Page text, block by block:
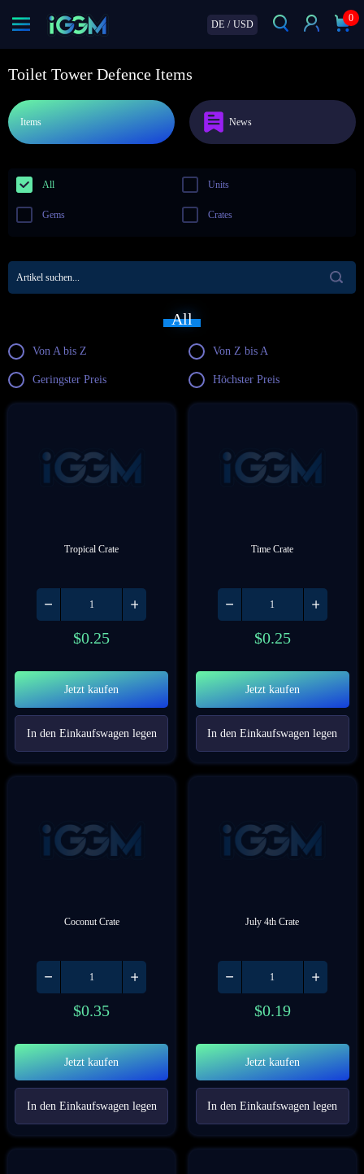
DE / USD
0
Toilet Tower Defence Items
Items News
All Units
Gems Crates
All
Von A bis Z Von Z bis A
Geringster Preis Höchster Preis
Tropical Crate
$0.25
Jetzt kaufen
In den Einkaufswagen legen
Time Crate
$0.25
Jetzt kaufen
In den Einkaufswagen legen
Coconut Crate
$0.35
Jetzt kaufen
In den Einkaufswagen legen
July 4th Crate
$0.19
Jetzt kaufen
In den Einkaufswagen legen